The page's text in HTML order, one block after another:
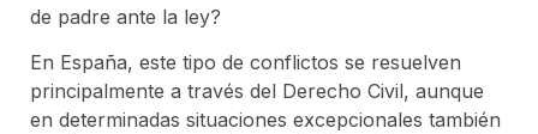
de padre ante la ley?
En España, este tipo de conflictos se resuelven
principalmente a través del Derecho Civil, aunque
en determinadas situaciones excepcionales también